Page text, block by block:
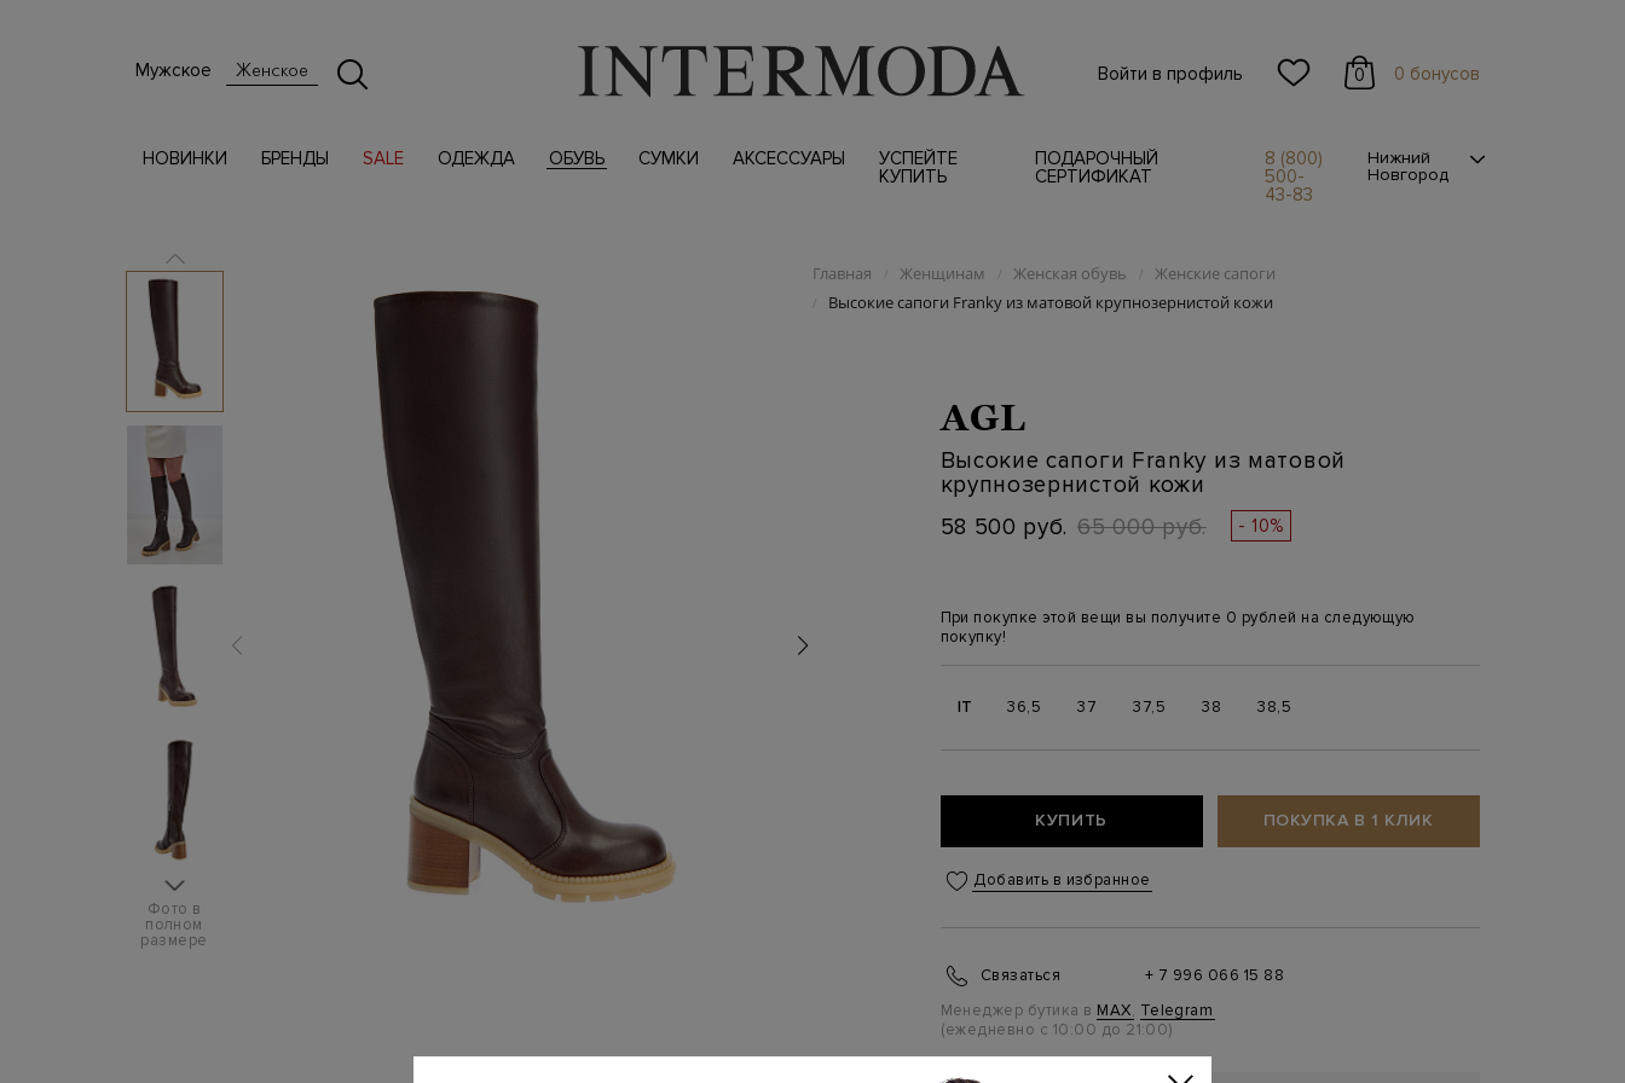
Мужское Женское Войти в профиль 0 0 бонусов
НОВИНКИ БРЕНДЫ SALE ОДЕЖДА ОБУВЬ СУМКИ АКСЕССУАРЫ
УСПЕЙТЕ
КУПИТЬ
ПОДАРОЧНЫЙ
СЕРТИФИКАТ
8 (800)
500-
43-83
Нижний
Новгород
Фото в
полном
размере
Главная / Женщинам / Женская обувь / Женские сапоги
/ Высокие сапоги Franky из матовой крупнозернистой кожи
AGL
Высокие сапоги Franky из матовой
крупнозернистой кожи
58 500 руб. 65 000 руб. - 10%
При покупке этой вещи вы получите 0 рублей на следующую
покупку!
IT 36,5 37 37,5 38 38,5
КУПИТЬ ПОКУПКА В 1 КЛИК
Добавить в избранное
Связаться
+ 7 996 066 15 88
Менеджер бутика в MAX, Telegram
(ежедневно с 10:00 до 21:00)